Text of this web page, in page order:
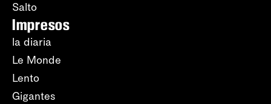
Salto
Impresos
la diaria
Le Monde
Lento
Gigantes